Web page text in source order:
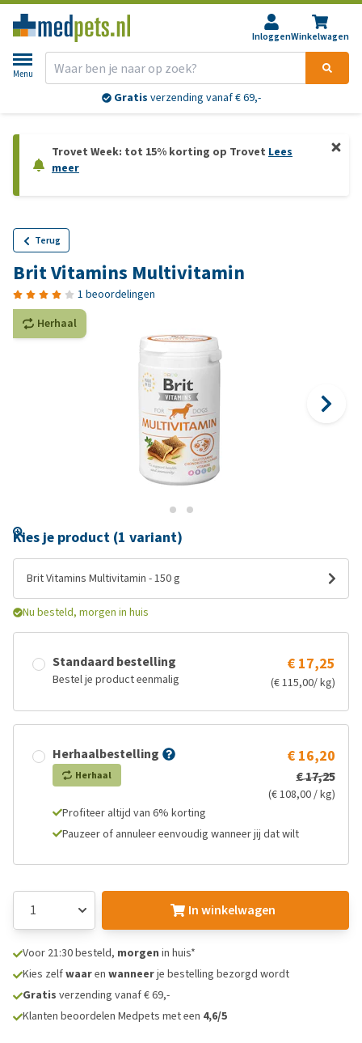
InloggenWinkelwagen
Menu
Gratis verzending vanaf € 69,-
Trovet Week: tot 15% korting op Trovet Lees
meer
Terug
Brit Vitamins Multivitamin
1 beoordelingen
Herhaal
Kies je product (1 variant)
Brit Vitamins Multivitamin - 150 g
Nu besteld, morgen in huis
Standaard bestelling
Bestel je product eenmalig
€ 17,25
(€ 115,00/ kg)
Herhaalbestelling
Herhaal
€ 16,20
€ 17,25
(€ 108,00 / kg)
Profiteer altijd van 6% korting
Pauzeer of annuleer eenvoudig wanneer jij dat wilt
In winkelwagen
Voor 21:30 besteld, morgen in huis*
Kies zelfwaaren wanneerje bestelling bezorgd wordt
Gratis verzending vanaf € 69,-
Klanten beoordelen Medpets met een 4,6/5